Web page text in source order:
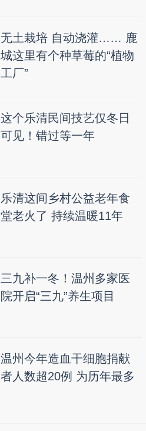
无土栽培 自动浇灌…… 鹿
城这里有个种草莓的“植物
工厂”
这个乐清民间技艺仅冬日
可见！错过等一年
乐清这间乡村公益老年食
堂老火了 持续温暖11年
三九补一冬！温州多家医
院开启“三九”养生项目
温州今年造血干细胞捐献
者人数超20例 为历年最多